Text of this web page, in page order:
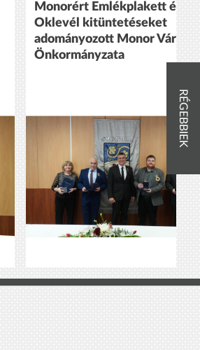
Monorért Emlékplakett és
Oklevél kitüntetéseket
adományozott Monor Város
Önkormányzata
RÉGEBBIEK